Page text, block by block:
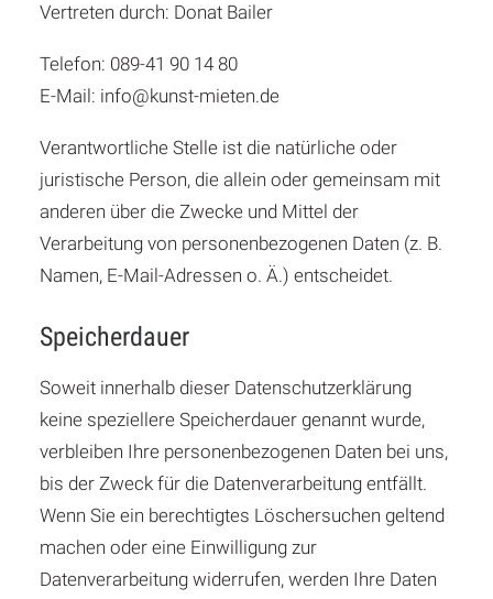
Vertreten durch: Donat Bailer
Telefon: 089-41 90 14 80
E-Mail: info@kunst-mieten.de
Verantwortliche Stelle ist die natürliche oder
juristische Person, die allein oder gemeinsam mit
anderen über die Zwecke und Mittel der
Verarbeitung von personenbezogenen Daten (z. B.
Namen, E-Mail-Adressen o. Ä.) entscheidet.
Speicherdauer
Soweit innerhalb dieser Datenschutzerklärung
keine speziellere Speicherdauer genannt wurde,
verbleiben Ihre personenbezogenen Daten bei uns,
bis der Zweck für die Datenverarbeitung entfällt.
Wenn Sie ein berechtigtes Löschersuchen geltend
machen oder eine Einwilligung zur
Datenverarbeitung widerrufen, werden Ihre Daten